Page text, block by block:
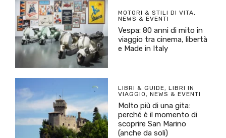
MOTORI & STILI DI VITA,
NEWS & EVENTI
Vespa: 80 anni di mito in
viaggio tra cinema, libertà
e Made in Italy
LIBRI & GUIDE, LIBRI IN
VIAGGIO, NEWS & EVENTI
Molto più di una gita:
perché è il momento di
scoprire San Marino
(anche da soli)